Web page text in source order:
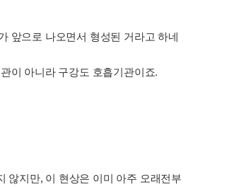
앞으로 나오면서 형성된 거라고 하네
이 아니라 구강도 호흡기관이죠.
않지만, 이 현상은 이미 아주 오래전부